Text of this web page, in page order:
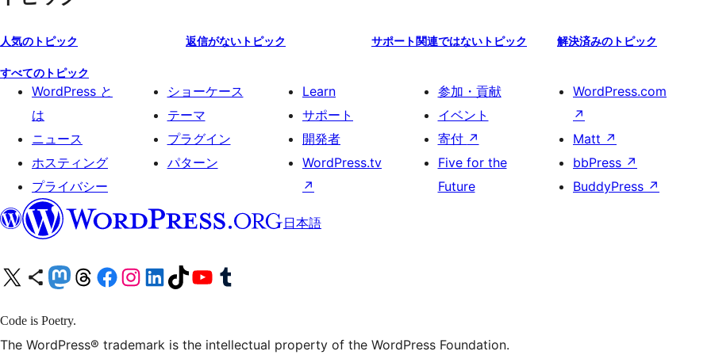
人気のトピック 返信がないトピック サポート関連ではないトピック 解決済みのトピック
すべてのトピック
WordPress と
は
ニュース
ホスティング
プライバシー
ショーケース
テーマ
プラグイン
パターン
Learn
サポート
開発者
WordPress.tv
↗
参加・貢献
イベント
寄付 ↗
Five for the
Future
WordPress.com
↗
Matt ↗
bbPress ↗
BuddyPress ↗
日本語
X (旧 Twitter) アカウントへ Bluesky アカウントへ Mastodon アカウントへ Threads アカウントへ Facebook ページへ Instagram アカウントへ LinkedIn アカウントへ TikTok アカウントへ YouTube チャンネルへ Tumblr アカウントへ
Code is Poetry.
The WordPress® trademark is the intellectual property of the WordPress Foundation.